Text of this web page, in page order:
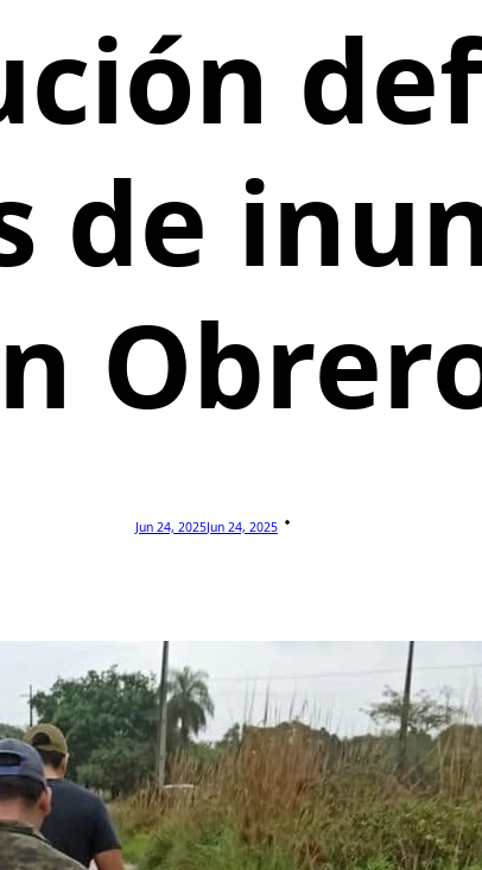
de
Jun 24, 2025Jun 24, 2025